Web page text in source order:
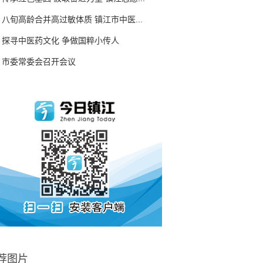
八旬高龄合并高过敏体质 镇江市中医...
探寻中医药文化 争做国粹小传人
市委常委会召开会议
图片